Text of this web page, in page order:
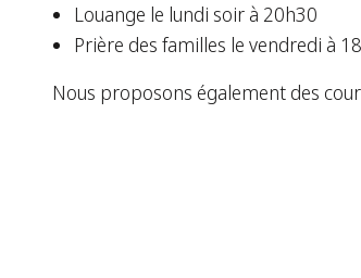
Louange le lundi soir à 20h30
Prière des familles le vendredi à
Nous proposons également des